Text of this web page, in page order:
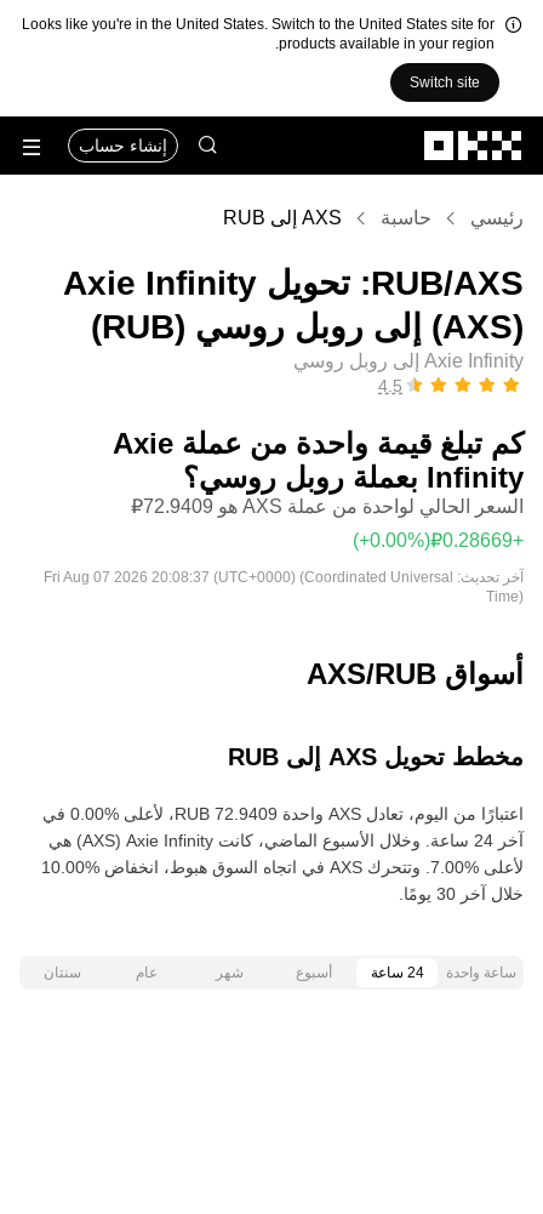
Looks like you're in the United States. Switch to the United States site for
products available in your region.
Switch site
إنشاء حساب
رئيسي حاسبة AXS إلى RUB
‏AXS/‏RUB: تحويل ‏Axie Infinity
(‏AXS) إلى ‏روبل روسي (‏RUB)
Axie Infinity إلى روبل روسي
كم تبلغ قيمة واحدة من عملة ‏Axie
Infinity بعملة ‏روبل روسي؟
السعر الحالي لواحدة من عملة AXS هو ‏‎‏‎72.9409‏‏₽‏
(‏‎+0.00‎%‎‏)
آخر تحديث: Fri Aug 07 2026 20:08:37 (UTC+0000) (Coordinated Universal
Time)
أسواق AXS/RUB
مخطط تحويل AXS إلى RUB
اعتبارًا من اليوم، تعادل AXS واحدة ‏‎‏‎72.9409‏‏ RUB‏، لأعلى‏ ‏‎0.00‎%‎‏ في
آخر 24 ساعة. وخلال الأسبوع الماضي، كانت Axie Infinity‏ (AXS) هي
خلال آخر 30 يومًا.
ساعة واحدة 24 ساعة أسبوع شهر عام سنتان